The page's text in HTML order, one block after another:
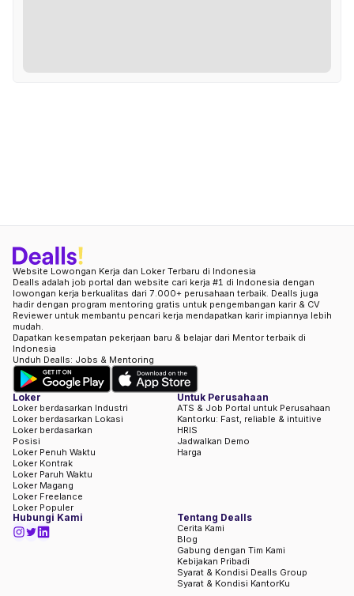
Website Lowongan Kerja dan Loker Terbaru di Indonesia
Dealls adalah job portal dan website cari kerja #1 di Indonesia dengan
lowongan kerja berkualitas dari 7.000+ perusahaan terbaik. Dealls juga
hadir dengan program mentoring gratis untuk pengembangan karir & CV
Reviewer untuk membantu pencari kerja mendapatkan karir impiannya lebih
mudah.
Dapatkan kesempatan pekerjaan baru & belajar dari Mentor terbaik di
Indonesia
Unduh Dealls: Jobs & Mentoring
Loker
Loker berdasarkan Industri
Loker berdasarkan Lokasi
Loker berdasarkan
Posisi
Loker Penuh Waktu
Loker Kontrak
Loker Paruh Waktu
Loker Magang
Loker Freelance
Loker Populer
Untuk Perusahaan
ATS & Job Portal untuk Perusahaan
Kantorku: Fast, reliable & intuitive
HRIS
Jadwalkan Demo
Harga
Hubungi Kami Tentang Dealls
Cerita Kami
Blog
Gabung dengan Tim Kami
Kebijakan Pribadi
Syarat & Kondisi Dealls Group
Syarat & Kondisi KantorKu